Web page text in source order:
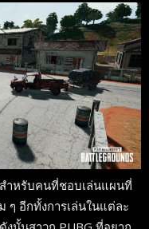
สำหรับคนที่ชอบเล่นแผนที่
ๆ อีกทั้งการเล่นในแต่ละ